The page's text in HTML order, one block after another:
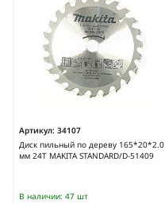
Артикул: 34107
Диск пильный по дереву 165*20*2.0
мм 24Т MAKITA STANDARD/D-51409
В наличии: 47 шт